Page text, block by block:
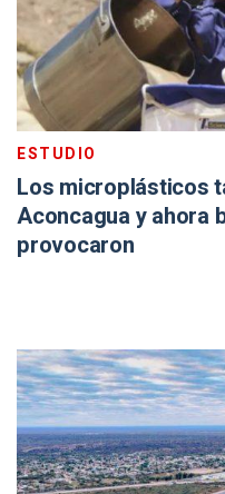
ESTUDIO
Los microplásticos
Aconcagua y ahora
provocaron